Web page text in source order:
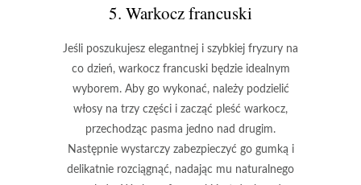
5. Warkocz francuski
Jeśli poszukujesz elegantnej i szybkiej fryzury na
co dzień, warkocz francuski będzie idealnym
wyborem. Aby go wykonać, należy podzielić
włosy na trzy części i zacząć pleść warkocz,
przechodząc pasma jedno nad drugim.
Następnie wystarczy zabezpieczyć go gumką i
delikatnie rozciągnąć, nadając mu naturalnego